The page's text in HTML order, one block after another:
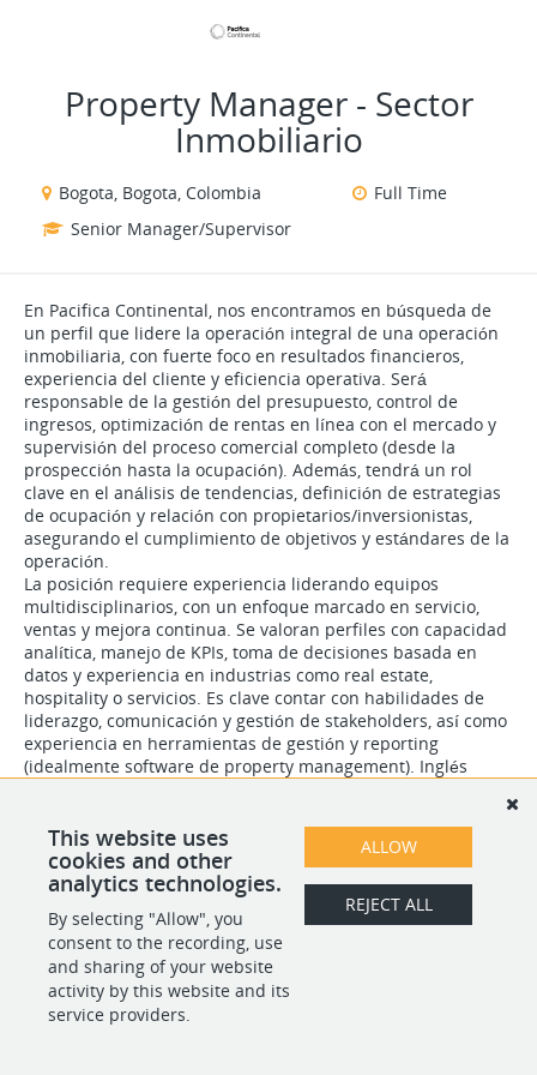
Property Manager - Sector
Inmobiliario
Bogota, Bogota, Colombia
Full Time
Senior Manager/Supervisor
En Pacifica Continental, nos encontramos en búsqueda de
un perfil que lidere la operación integral de una operación
inmobiliaria, con fuerte foco en resultados financieros,
experiencia del cliente y eficiencia operativa. Será
responsable de la gestión del presupuesto, control de
ingresos, optimización de rentas en línea con el mercado y
supervisión del proceso comercial completo (desde la
prospección hasta la ocupación). Además, tendrá un rol
clave en el análisis de tendencias, definición de estrategias
de ocupación y relación con propietarios/inversionistas,
asegurando el cumplimiento de objetivos y estándares de la
operación.
La posición requiere experiencia liderando equipos
multidisciplinarios, con un enfoque marcado en servicio,
ventas y mejora continua. Se valoran perfiles con capacidad
analítica, manejo de KPIs, toma de decisiones basada en
datos y experiencia en industrias como real estate,
hospitality o servicios. Es clave contar con habilidades de
liderazgo, comunicación y gestión de stakeholders, así como
experiencia en herramientas de gestión y reporting
(idealmente software de property management). Inglés
SHARE APPLY
This website uses
cookies and other
analytics technologies.
By selecting "Allow", you
consent to the recording, use
and sharing of your website
activity by this website and its
service providers.
ALLOW
REJECT ALL
POWERED BY